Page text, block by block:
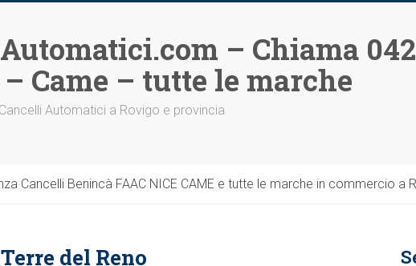
– Chiama
Came – tutte le marche
Automatici a Rovigo e provincia
Cancelli Benincà FAAC NICE CAME e tutte le marche in commercio a
del Reno